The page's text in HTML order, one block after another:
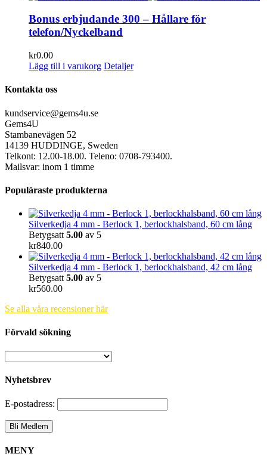
Bonus erbjudande 300 – Hållare för
telefon/Nyckelband
kr0.00
Lägg till i varukorg Detaljer
Kontakta oss
kundservice@gems4u.se
Gems4U
Stambanevägen 52
14139 HUDDINGE, Sweden
Telkont: 12.00-18.00. Teleno: 0708-793400.
Mailsvar: inom 1 timme
Populäraste produkterna
Silverkedja 4 mm - Berlock 1, berlockhalsband, 60 cm lång
Betygsatt 5.00 av 5
kr840.00
Silverkedja 4 mm - Berlock 1, berlockhalsband, 42 cm lång
Betygsatt 5.00 av 5
kr560.00
Se alla våra recensioner här
Förvald sökning
Nyhetsbrev
E-postadress:
MENY